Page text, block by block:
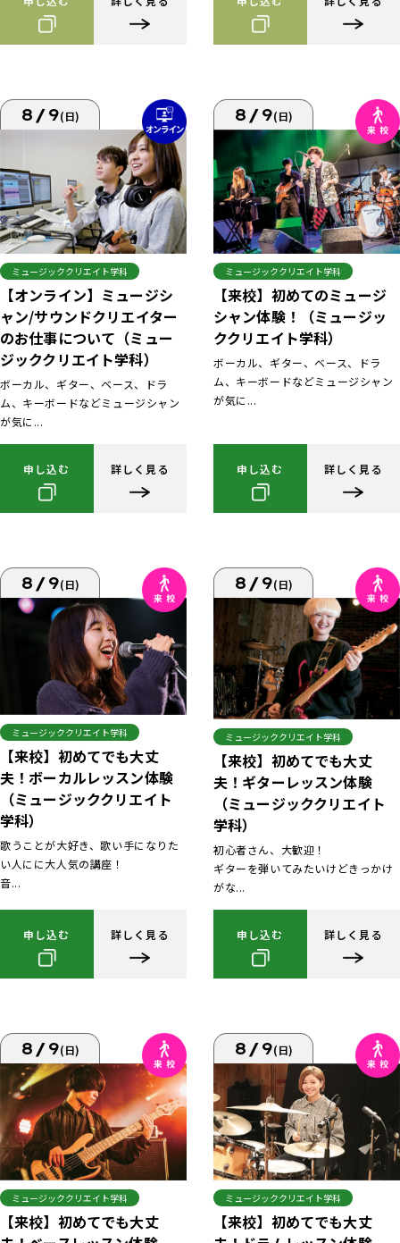
8/9(日)
ミュージッククリエイト学科
【オンライン】ミュージシ
ャン/サウンドクリエイター
のお仕事について（ミュー
ジッククリエイト学科）
ボーカル、ギター、ベース、ドラ
ム、キーボードなどミュージシャン
が気に...
申し込む 詳しく見る
8/9(日)
ミュージッククリエイト学科
【来校】初めてのミュージ
シャン体験！（ミュージッ
ククリエイト学科）
ボーカル、ギター、ベース、ドラ
ム、キーボードなどミュージシャン
が気に...
申し込む 詳しく見る
8/9(日)
ミュージッククリエイト学科
【来校】初めてでも大丈
夫！ボーカルレッスン体験
（ミュージッククリエイト
学科）
歌うことが大好き、歌い手になりた
い人にに大人気の講座！
音...
申し込む 詳しく見る
8/9(日)
ミュージッククリエイト学科
【来校】初めてでも大丈
夫！ギターレッスン体験
（ミュージッククリエイト
学科）
初心者さん、大歓迎！
ギターを弾いてみたいけどきっかけ
がな...
申し込む 詳しく見る
8/9(日)
ミュージッククリエイト学科
【来校】初めてでも大丈
8/9(日)
ミュージッククリエイト学科
【来校】初めてでも大丈